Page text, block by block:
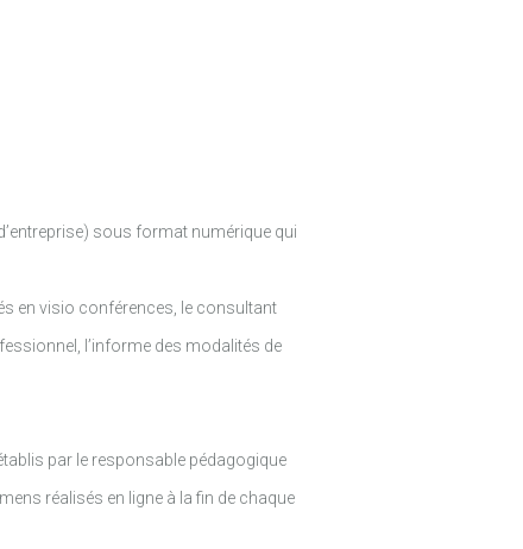
sous format numérique qui
en visio conférences, le consultant
l’informe des modalités de
par le responsable pédagogique
réalisés en ligne à la fin de chaque